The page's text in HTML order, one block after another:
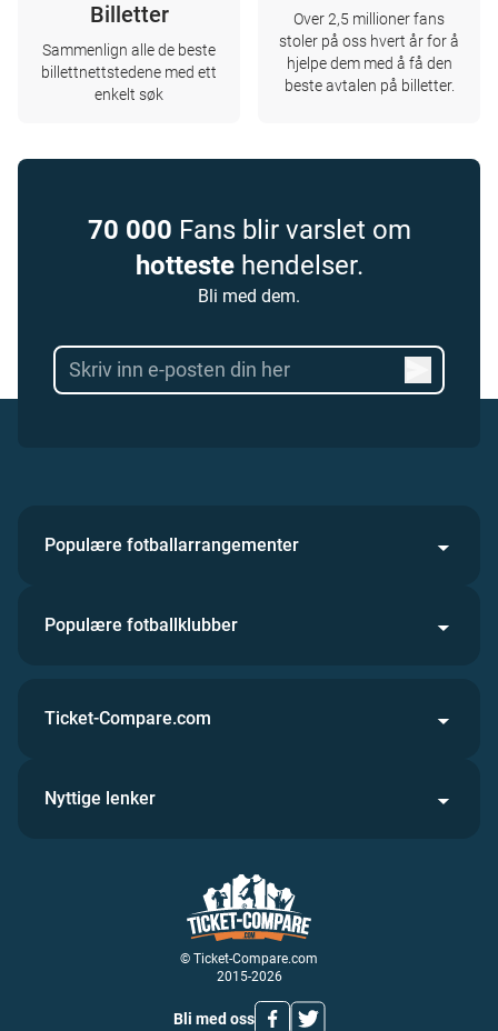
Billetter
Sammenlign alle de beste
billettnettstedene med ett
enkelt søk
Over 2,5 millioner fans
stoler på oss hvert år for å
hjelpe dem med å få den
beste avtalen på billetter.
70 000 Fans blir varslet om
hottestehendelser.
Bli med dem.
Populære fotballarrangementer
Populære fotballklubber
© Ticket-Compare.com
2015-2026
Bli med oss
Ticket-Compare.com
Nyttige lenker